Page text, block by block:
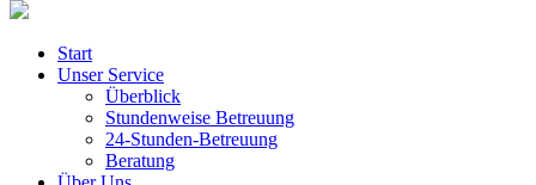
Start
Unser Service
Überblick
Stundenweise Betreuung
24-Stunden-Betreuung
Beratung